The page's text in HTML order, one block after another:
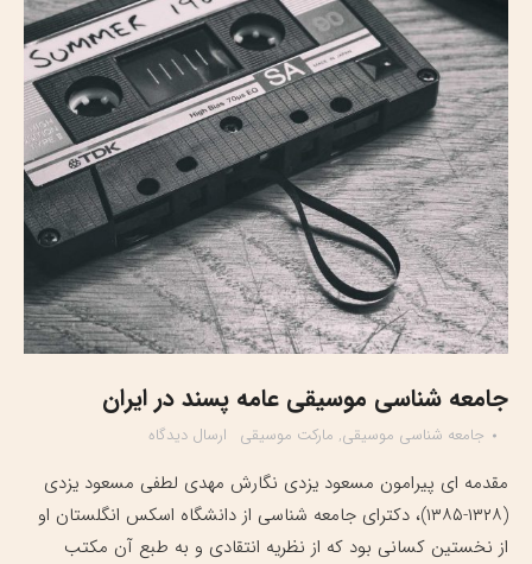
جامعه شناسی موسیقی عامه پسند در ایران
جامعه شناسی موسیقی, مارکت موسیقی ارسال دیدگاه
مقدمه ای پیرامون مسعود یزدی نگارش مهدی لطفی مسعود یزدی
(۱۳۲۸-۱۳۸۵)، دکترای جامعه شناسی از دانشگاه اسکس انگلستان او
از نخستین کسانی بود که از نظریه انتقادی و به طبع آن مکتب